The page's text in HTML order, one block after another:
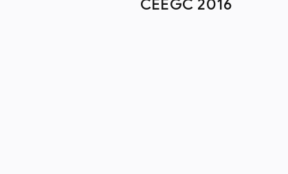
CEEGC 2016